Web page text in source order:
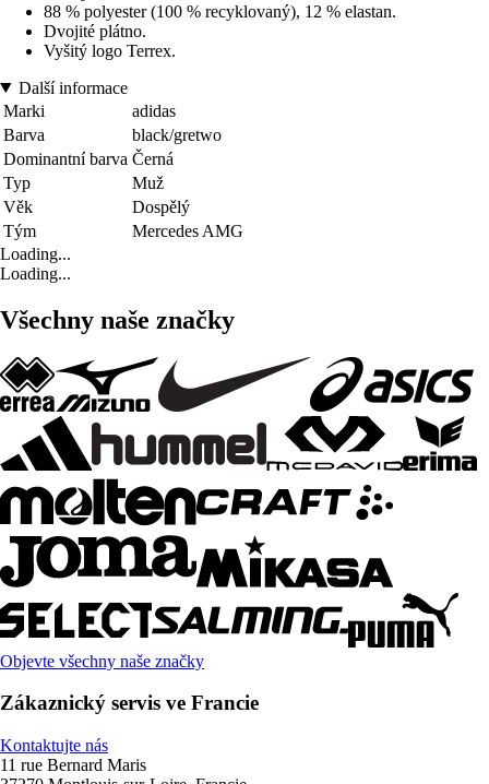
88 % polyester (100 % recyklovaný), 12 % elastan.
Dvojité plátno.
Vyšitý logo Terrex.
Další informace
Marki
adidas
Barva
black/gretwo
Dominantní barva Černá
Typ
Muž
Věk
Dospělý
Tým
Mercedes AMG
Loading...
Loading...
Všechny naše značky
Objevte všechny naše značky
Zákaznický servis ve Francie
Kontaktujte nás
11 rue Bernard Maris